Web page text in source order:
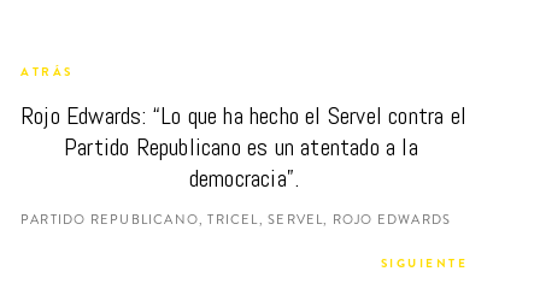
ATRÁS
Rojo Edwards: “Lo que ha hecho el Servel contra el
Partido Republicano es un atentado a la
democracia”.
PARTIDO REPUBLICANO, TRICEL, SERVEL, ROJO EDWARDS
SIGUIENTE